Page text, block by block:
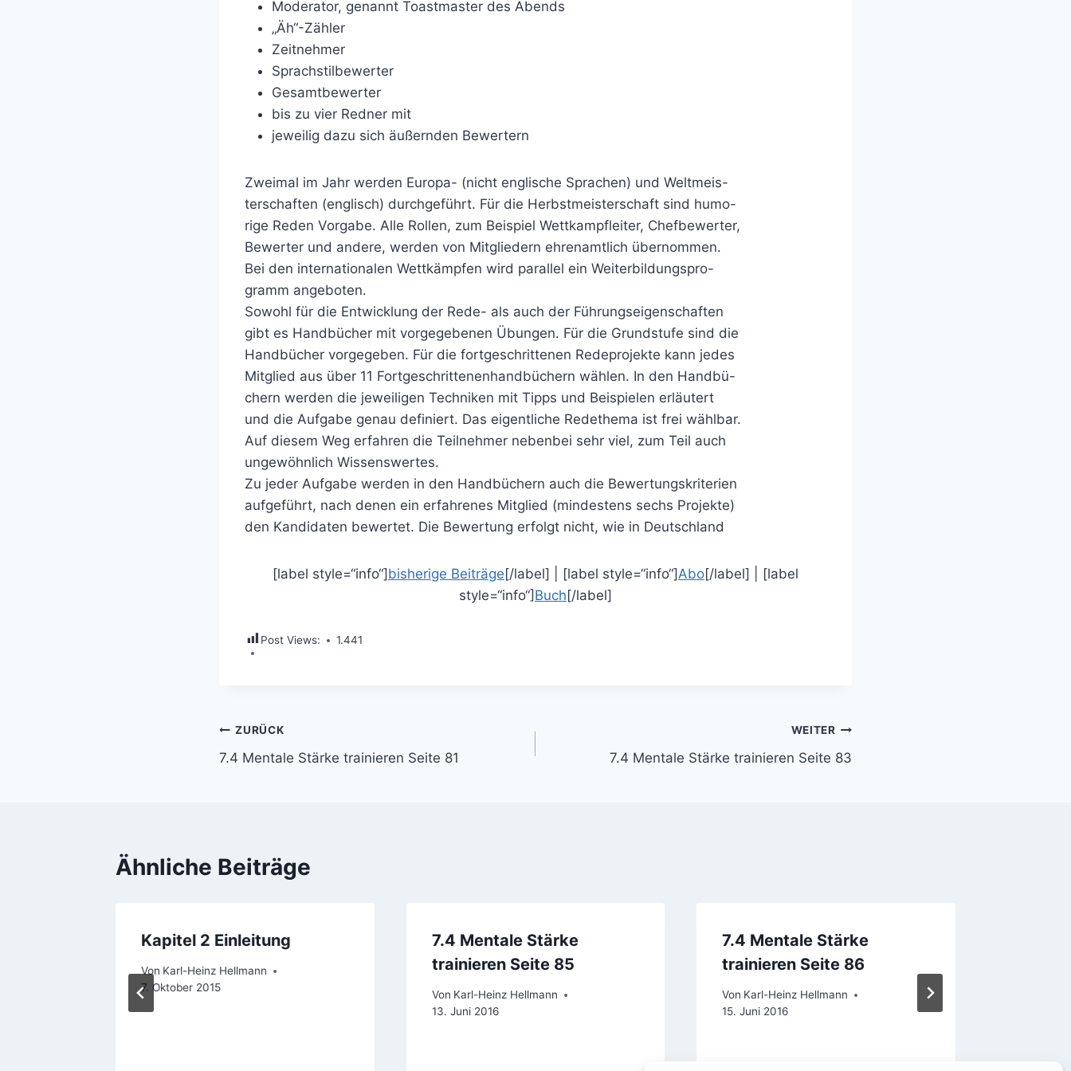
Moderator, genannt Toastmaster des Abends
„Äh“-Zähler
Zeitnehmer
Sprachstilbewerter
Gesamtbewerter
bis zu vier Redner mit
jeweilig dazu sich äußernden Bewertern
Zweimal im Jahr werden Europa- (nicht englische Sprachen) und Weltmeis-
terschaften (englisch) durchgeführt. Für die Herbstmeisterschaft sind humo-
rige Reden Vorgabe. Alle Rollen, zum Beispiel Wettkampfleiter, Chefbewerter,
Bewerter und andere, werden von Mitgliedern ehrenamtlich übernommen.
Bei den internationalen Wettkämpfen wird parallel ein Weiterbildungspro-
gramm angeboten.
Sowohl für die Entwicklung der Rede- als auch der Führungseigenschaften
gibt es Handbücher mit vorgegebenen Übungen. Für die Grundstufe sind die
Handbücher vorgegeben. Für die fortgeschrittenen Redeprojekte kann jedes
Mitglied aus über 11 Fortgeschrittenenhandbüchern wählen. In den Handbü-
chern werden die jeweiligen Techniken mit Tipps und Beispielen erläutert
und die Aufgabe genau definiert. Das eigentliche Redethema ist frei wählbar.
Auf diesem Weg erfahren die Teilnehmer nebenbei sehr viel, zum Teil auch
ungewöhnlich Wissenswertes.
Zu jeder Aufgabe werden in den Handbüchern auch die Bewertungskriterien
aufgeführt, nach denen ein erfahrenes Mitglied (mindestens sechs Projekte)
den Kandidaten bewertet. Die Bewertung erfolgt nicht, wie in Deutschland
[label style=“info“] bisherige Beiträge [/label] | [label style=“info“]Abo[/label] | [label
style=“info“] Buch [/label]
Post Views: 1.441
Beitragsnavigation
ZURÜCK
7.4 Mentale Stärke trainieren Seite 81
WEITER
7.4 Mentale Stärke trainieren Seite 83
Ähnliche Beiträge
Kapitel 2 Einleitung
Von Karl-Heinz Hellmann
7. Oktober 2015
7.4 Mentale Stärke
trainieren Seite 85
Von Karl-Heinz Hellmann
13. Juni 2016
7.4 Mentale Stärke
trainieren Seite 86
Von Karl-Heinz Hellmann
15. Juni 2016